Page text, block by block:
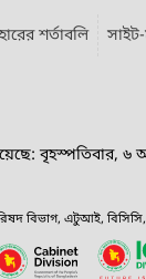
শর্তাবলি
বৃহস্পতিবার,
বিভাগ, এটুআই,